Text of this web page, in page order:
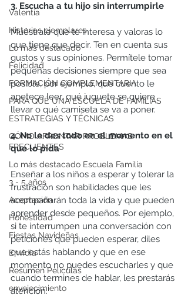
Valentía
Historias ejemplares
Lo más destacado
Felicidad
FORMACIÓN COMPLEMENTARIA
PARA QUÉ UNA ESCUELA DE FAMILIAS
ESTRATEGIAS Y TÉCNICAS
CÓMO AFRONTAR PROBLEMAS
FRECUENTES
Lo más destacado Escuela Familia
3 - 5 años
Aceptación
Honestidad
Fiestas Navideñas
Envidia
Resumen Peliculas
envejecimiento
3. Escucha a tu hijo sin interrumpirle
Muéstrale que te interesa y valoras lo
que tiene que decir. Ten en cuenta sus
gustos y sus opiniones. Permítele tomar
pequeñas decisiones siempre que sea
posible, por ejemplo, qué cuento le
apetece leer, qué juguete se quiere
llevar o qué camiseta se va a poner.
4. No le des todo en el momento en el
que lo pida
Enseñar a los niños a esperar y tolerar la
frustración son habilidades que les
acompañarán toda la vida y que pueden
aprender desde pequeños. Por ejemplo,
si te interrumpen una conversación con
peticiones que pueden esperar, diles
que estás hablando y que en ese
momento no puedes escucharles y que
cuando termines de hablar, les prestarás
atención.